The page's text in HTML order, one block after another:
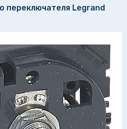
переключателя Legrand